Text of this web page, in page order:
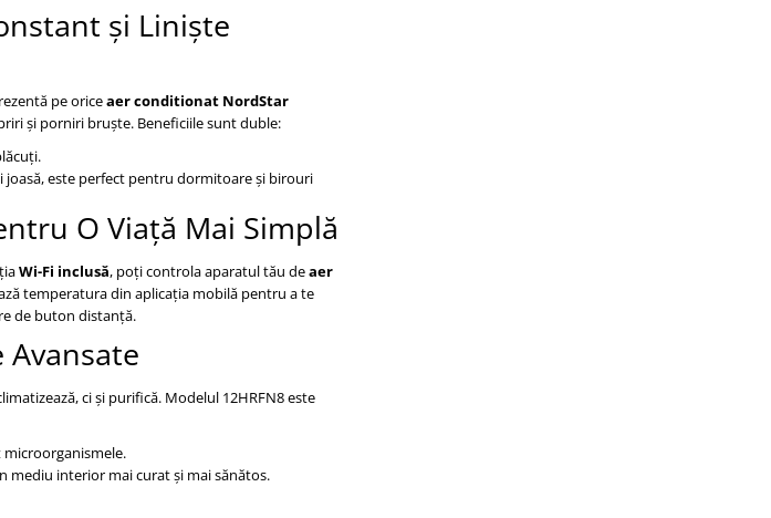
și Liniște
pe oriceaer conditionat NordStar
și porniri bruște. Beneficiile sunt duble:
joasă, este perfect pentru dormitoare și birouri
O Viață Mai Simplă
Wi-Fi inclusă, poți controla aparatul tău deaer
temperatura din aplicația mobilă pentru a te
de buton distanță.
Avansate
ci și purifică. Modelul 12HRFN8 este
mediu interior mai curat și mai sănătos.